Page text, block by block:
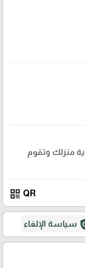
منزلك وتقوم
QR
qr_code
سياسة الإلغاء